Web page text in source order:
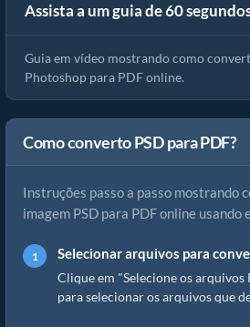
Assista a um guia de 60
Como converter PSD em PDF
Guia em vídeo mostrando como
Photoshop para PDF online.
Como converto PSD para PDF?
Instruções passo a passo mostrando
imagem PSD para PDF online usando
Selecionar arquivos para
Clique em "Selecione os
para selecionar os arquivos que